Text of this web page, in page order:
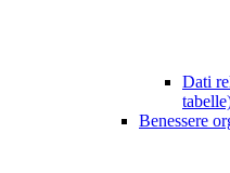
Dati
Benessere